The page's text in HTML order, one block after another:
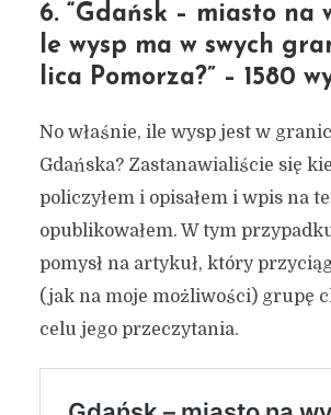
13
artykułów z 2024
6. “Gdańsk – miasto na
le wysp ma w swych
lica Pomorza?” – 1580
No właśnie, ile wysp jest w
Gdańska? Zastanawialiście się
policzyłem i opisałem i wpis na
opublikowałem. W tym
pomysł na artykuł, który
(jak na moje możliwości) grupę
celu jego przeczytania.